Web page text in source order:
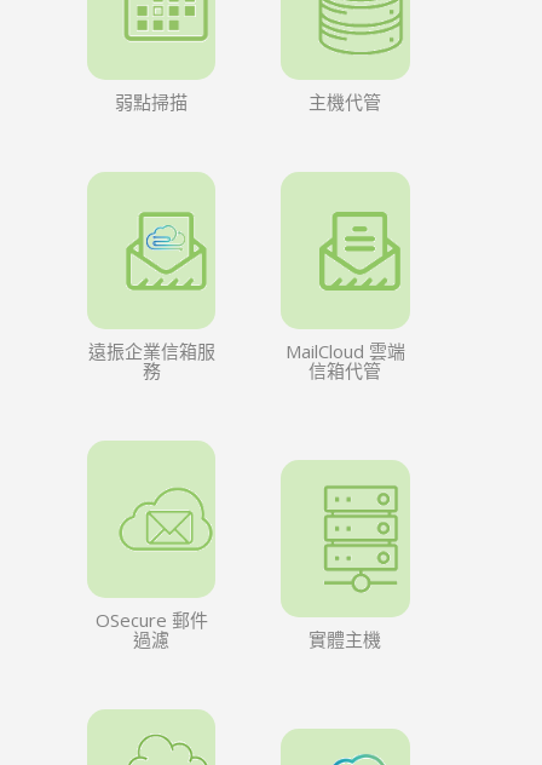
弱點掃描 主機代管
遠振企業信箱服
務
MailCloud 雲端
信箱代管
OSecure 郵件
過濾
實體主機